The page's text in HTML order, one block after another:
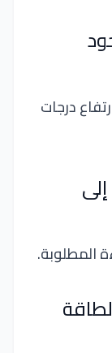
درجات
المطلوبة.